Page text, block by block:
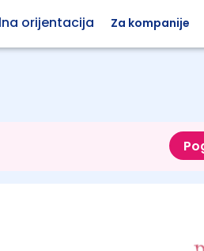
orijentacija Za kompanije